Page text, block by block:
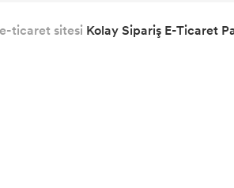
ticaret sitesi Kolay Sipariş E-Ticaret